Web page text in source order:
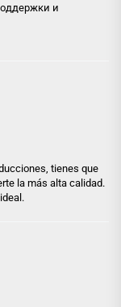
и
tienes que
la más alta calidad.